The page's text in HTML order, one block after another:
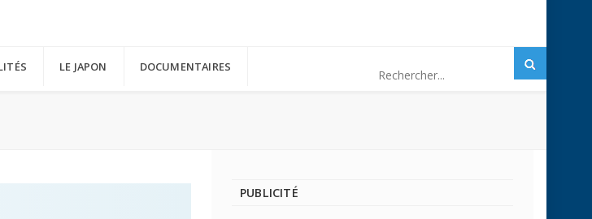
LE JAPON DOCUMENTAIRES
PUBLICITÉ